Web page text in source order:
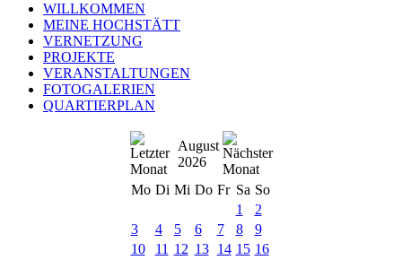
WILLKOMMEN
MEINE HOCHSTÄTT
VERNETZUNG
PROJEKTE
VERANSTALTUNGEN
FOTOGALERIEN
QUARTIERPLAN
August
2026
Mo Di Mi Do Fr Sa So
1
2
3
4 5 6 7 8
9
10
11 12 13 14 15 16